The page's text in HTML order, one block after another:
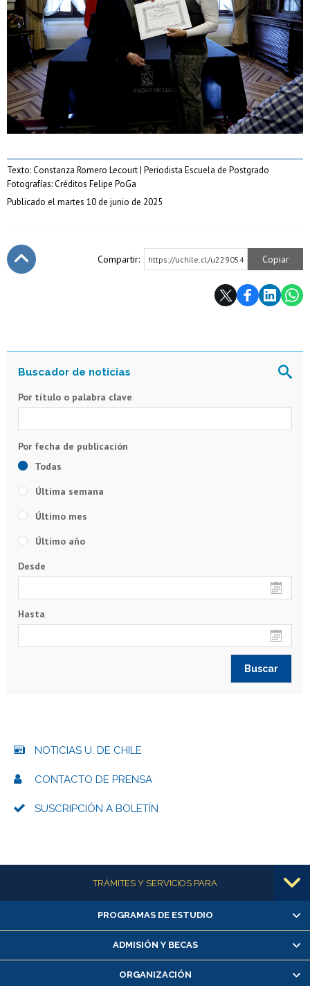
Texto: Constanza Romero Lecourt | Periodista Escuela de Postgrado
Fotografías: Créditos Felipe PoGa
Publicado el martes 10 de junio de 2025
Compartir: https://uchile.cl/u229054 Copiar
Por título o palabra clave
Todas
Última semana
Último mes
Último año
Desde
Hasta
NOTICIAS U. DE CHILE
CONTACTO DE PRENSA
SUSCRIPCIÓN A BOLETÍN
Más informaciónTRÁMITES Y SERVICIOS PARA
Alumnas/os y exalumnas/os
Matrícula en línea
Inscripción y cambio de asignaturas
Consulta y certificado de notas
PROGRAMAS DE ESTUDIO
ADMISIÓN Y BECAS
ORGANIZACIÓN